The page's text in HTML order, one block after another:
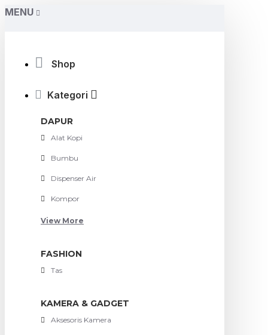
MENU
Shop
Kategori
DAPUR
Alat Kopi
Bumbu
Dispenser Air
Kompor
View More
FASHION
Tas
KAMERA & GADGET
Aksesoris Kamera